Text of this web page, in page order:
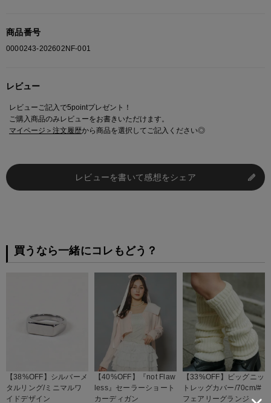
商品番号
0000243-202602NF-001
レビュー
レビューご記入で5pointプレゼント！
ご購入商品のみレビューをお書きいただけます。
マイページ＞注文履歴から商品を選択してご記入ください◎
レビューを書いて感想をシェア
買うなら一緒にコレもどう？
【38%OFF】シルバーメ
タルリング/ミニマルワ
イドデザイン
【40%OFF】『not Flaw
less』セーラーショート
カーディガン
【33%OFF】ビッグニッ
トレッグカバー/70cm/#
フェアリーグランジ